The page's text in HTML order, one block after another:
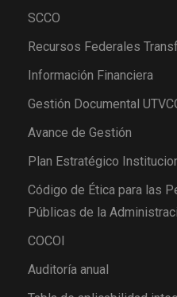
SCCO
Recursos Federales
Información Financiera
Gestión Documental
Avance de Gestión
Plan Estratégico
Código de Ética para las
Públicas de la
COCOI
Auditoría anual